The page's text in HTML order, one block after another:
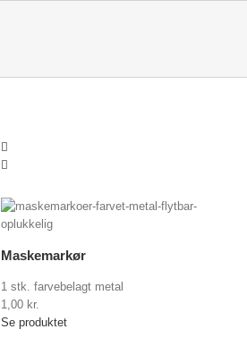
Maskemarkør
1 stk. farvebelagt metal
1,00 kr.
Se produktet